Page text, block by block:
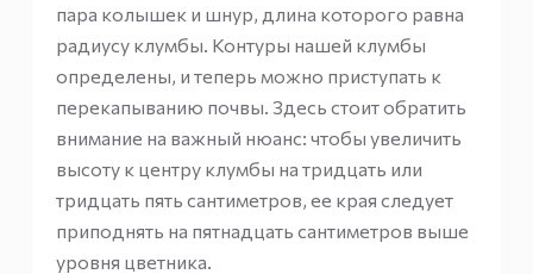
пара колышек и шнур, длина которого равна
радиусу клумбы. Контуры нашей клумбы
определены, и теперь можно приступать к
перекапыванию почвы. Здесь стоит обратить
внимание на важный нюанс: чтобы увеличить
высоту к центру клумбы на тридцать или
тридцать пять сантиметров, ее края следует
приподнять на пятнадцать сантиметров выше
уровня цветника.